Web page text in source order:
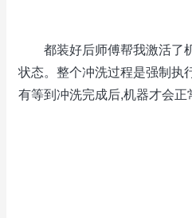
都装好后师傅帮我激活了
状态。整个冲洗过程是强制执
有等到冲洗完成后,机器才会正